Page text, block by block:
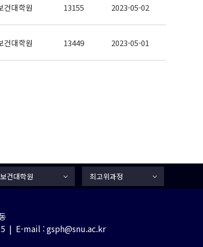
건대학원 13155 2023-05-02
건대학원 13449 2023-05-01
보건대학원 최고위과정
| E-mail : gsph@snu.ac.kr